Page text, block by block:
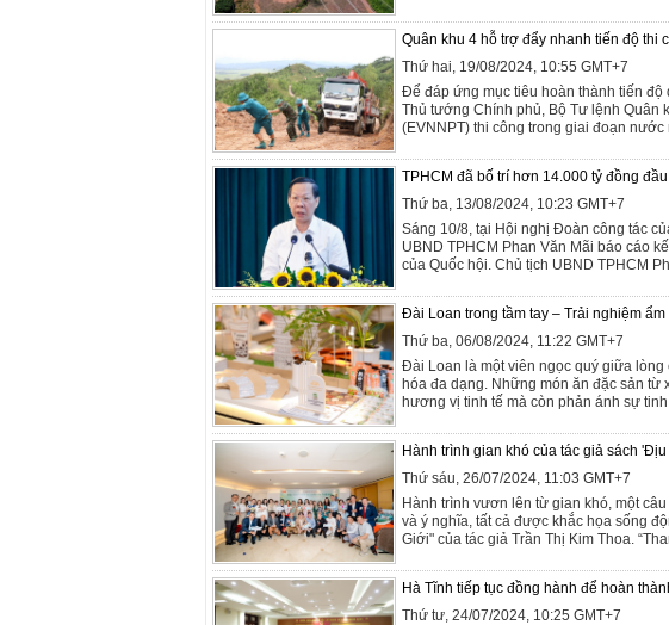
Quân khu 4 hỗ trợ đẩy nhanh tiến độ thi
Thứ hai, 19/08/2024, 10:55 GMT+7
Để đáp ứng mục tiêu hoàn thành tiến
Thủ tướng Chính phủ, Bộ Tư lệnh Quân
(EVNNPT) thi công trong giai đoạn
TPHCM đã bố trí hơn 14.000 tỷ đồng
Thứ ba, 13/08/2024, 10:23 GMT+7
Sáng 10/8, tại Hội nghị Đoàn công tác
UBND TPHCM Phan Văn Mãi báo cáo
của Quốc hội. Chủ tịch UBND TPHCM
Đài Loan trong tầm tay – Trải nghiệm
Thứ ba, 06/08/2024, 11:22 GMT+7
Đài Loan là một viên ngọc quý giữa
hóa đa dạng. Những món ăn đặc sản
hương vị tinh tế mà còn phản ánh sự
Hành trình gian khó của tác giả sách
Thứ sáu, 26/07/2024, 11:03 GMT+7
Hành trình vươn lên từ gian khó, một
và ý nghĩa, tất cả được khắc họa sống
Giới" của tác giả Trần Thị Kim Thoa.
Hà Tĩnh tiếp tục đồng hành để hoàn
Thứ tư, 24/07/2024, 10:25 GMT+7